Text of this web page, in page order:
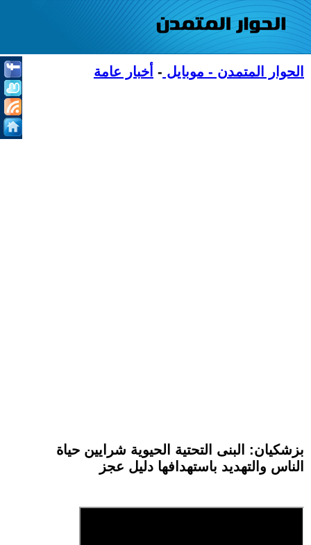
الحوار المتمدن - موبايل - أخبار عامة
بزشكيان: البنى التحتية الحيوية شرايين حياة
الناس والتهديد باستهدافها دليل عجز